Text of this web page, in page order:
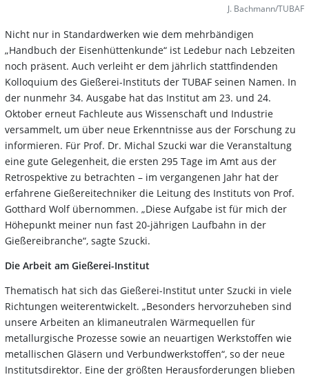
J. Bachmann/TUBAF
Nicht nur in Standardwerken wie dem mehrbändigen
„Handbuch der Eisenhüttenkunde“ ist Ledebur nach Lebzeiten
noch präsent. Auch verleiht er dem jährlich stattfindenden
Kolloquium des Gießerei-Instituts der TUBAF seinen Namen. In
der nunmehr 34. Ausgabe hat das Institut am 23. und 24.
Oktober erneut Fachleute aus Wissenschaft und Industrie
versammelt, um über neue Erkenntnisse aus der Forschung zu
informieren. Für Prof. Dr. Michal Szucki war die Veranstaltung
eine gute Gelegenheit, die ersten 295 Tage im Amt aus der
Retrospektive zu betrachten – im vergangenen Jahr hat der
erfahrene Gießereitechniker die Leitung des Instituts von Prof.
Gotthard Wolf übernommen. „Diese Aufgabe ist für mich der
Höhepunkt meiner nun fast 20-jährigen Laufbahn in der
Gießereibranche“, sagte Szucki.
Die Arbeit am Gießerei-Institut
Thematisch hat sich das Gießerei-Institut unter Szucki in viele
Richtungen weiterentwickelt. „Besonders hervorzuheben sind
unsere Arbeiten an klimaneutralen Wärmequellen für
metallurgische Prozesse sowie an neuartigen Werkstoffen wie
metallischen Gläsern und Verbundwerkstoffen“, so der neue
Institutsdirektor. Eine der größten Herausforderungen blieben